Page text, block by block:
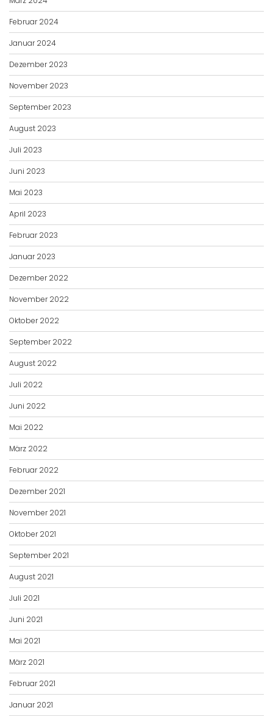
Februar 2024
Januar 2024
Dezember 2023
November 2023
September 2023
August 2023
Juli 2023
Juni 2023
Mai 2023
April 2023
Februar 2023
Januar 2023
Dezember 2022
November 2022
Oktober 2022
September 2022
August 2022
Juli 2022
Juni 2022
Mai 2022
März 2022
Februar 2022
Dezember 2021
November 2021
Oktober 2021
September 2021
August 2021
Juli 2021
Juni 2021
Mai 2021
März 2021
Februar 2021
Januar 2021